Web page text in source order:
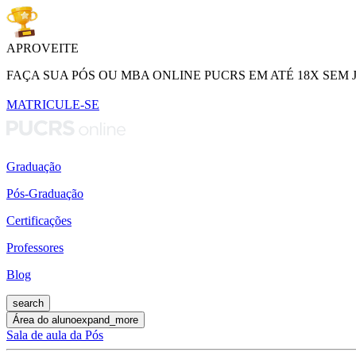
APROVEITE
FAÇA SUA PÓS OU MBA ONLINE PUCRS EM ATÉ 18X SEM
MATRICULE-SE
Graduação
Pós-Graduação
Certificações
Professores
Blog
search
Área do alunoexpand_more
Sala de aula da Pós